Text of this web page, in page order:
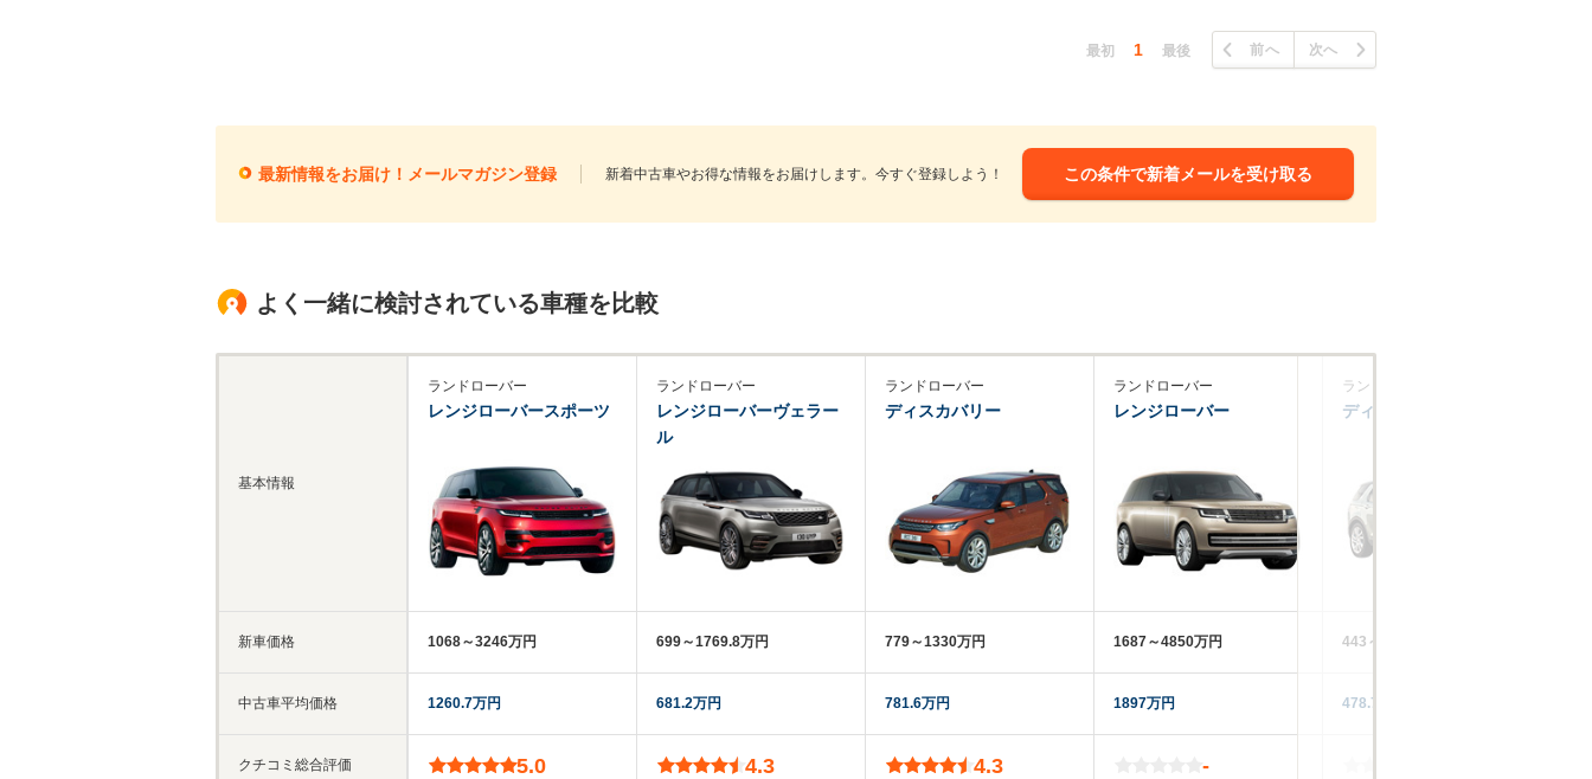
最初 1 最後 前へ 次へ
最新情報をお届け！メールマガジン登録 新着中古車やお得な情報をお届けします。今すぐ登録しよう！ この条件で新着メールを受け取る
よく一緒に検討されている車種を比較
基本情報
新車価格
中古車平均価格
クチコミ総合評価
ランドローバー
レンジローバースポーツ
1068～3246万円
1260.7万円
5.0
ランドローバー
レンジローバーヴェラー
ル
699～1769.8万円
681.2万円
4.3
ランドローバー
ディスカバリー
779～1330万円
781.6万円
4.3
ランドローバー
レンジローバー
1687～4850万円
1897万円
-
ランドローバー
ディスカバリースポーツ
443～1029万円
478.7万円